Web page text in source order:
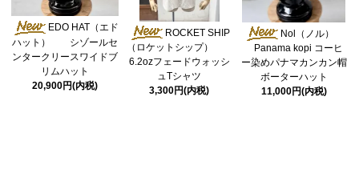
EDO HAT（エド
ハット） シゾールセ
ンタークリースワイドブ
リムハット
20,900円(内税)
ROCKET SHIP
（ロケットシップ）
6.2ozフェードウォッシ
ュTシャツ
3,300円(内税)
Nol（ノル）
Panama kopi コーヒ
ー染めパナマカンカン帽
ボーターハット
11,000円(内税)